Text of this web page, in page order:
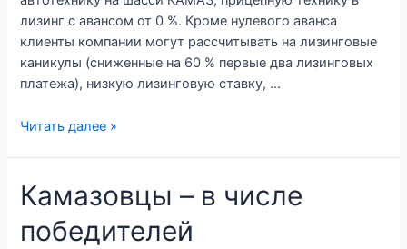
лизинг с авансом от 0 %. Кроме нулевого аванса
клиенты компании могут рассчитывать на лизинговые
каникулы (сниженные на 60 % первые два лизинговых
платежа), низкую лизинговую ставку, …
Обнуление
Читать далее »
Камазовцы – в числе
победителей